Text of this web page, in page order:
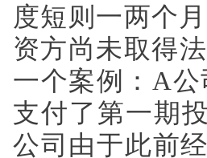
度短则一两个
资方尚未取得
一个案例：A
支付了第一期
公司由于此前